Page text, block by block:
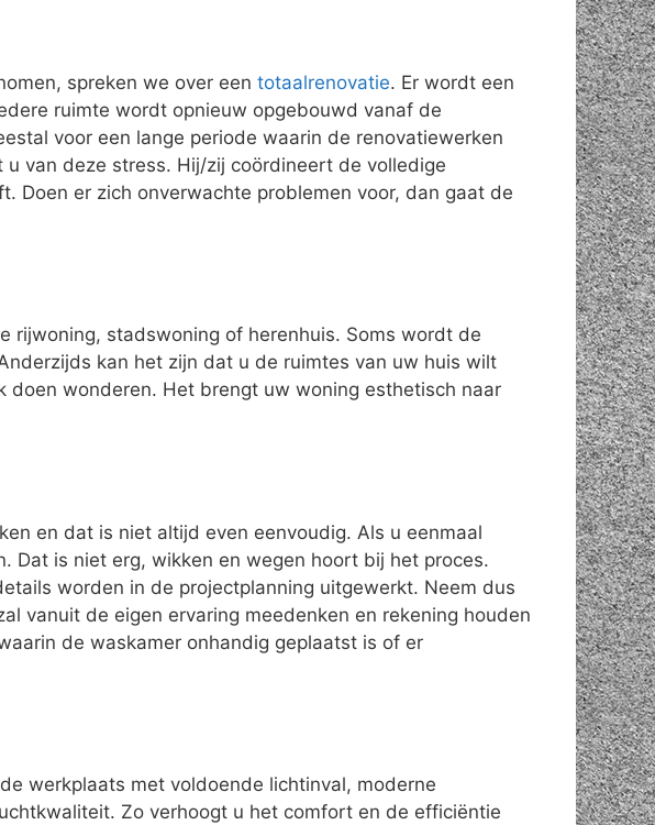
spreken we over een totaalrenovatie. Er wordt een
ruimte wordt opnieuw opgebouwd vanaf de
voor een lange periode waarin de renovatiewerken
van deze stress. Hij/zij coördineert de volledige
Doen er zich onverwachte problemen voor, dan gaat de
rijwoning, stadswoning of herenhuis. Soms wordt de
kan het zijn dat u de ruimtes van uw huis wilt
doen wonderen. Het brengt uw woning esthetisch naar
en dat is niet altijd even eenvoudig. Als u eenmaal
Dat is niet erg, wikken en wegen hoort bij het proces.
worden in de projectplanning uitgewerkt. Neem dus
vanuit de eigen ervaring meedenken en rekening houden
de waskamer onhandig geplaatst is of er
werkplaats met voldoende lichtinval, moderne
Zo verhoogt u het comfort en de efficiëntie